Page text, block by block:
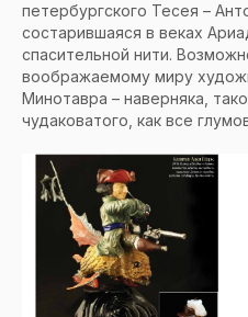
петербургского Тесея –
состарившаяся в веках
спасительной нити.
воображаемому миру
Минотавра – наверняка,
чудаковатого, как все